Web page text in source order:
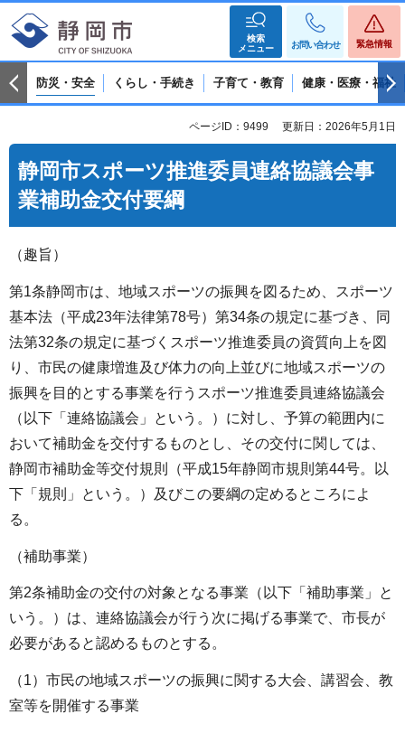
検索
メニュー
お問い合わせ 緊急情報
防災・安全 くらし・手続き 子育て・教育 健康・医療・福祉
ページID：9499 更新日：2026年5月1日
静岡市スポーツ推進委員連絡協議会事
業補助金交付要綱
（趣旨）
第1条静岡市は、地域スポーツの振興を図るため、スポーツ
基本法（平成23年法律第78号）第34条の規定に基づき、同
法第32条の規定に基づくスポーツ推進委員の資質向上を図
り、市民の健康増進及び体力の向上並びに地域スポーツの
振興を目的とする事業を行うスポーツ推進委員連絡協議会
（以下「連絡協議会」という。）に対し、予算の範囲内に
おいて補助金を交付するものとし、その交付に関しては、
静岡市補助金等交付規則（平成15年静岡市規則第44号。以
下「規則」という。）及びこの要綱の定めるところによ
る。
（補助事業）
第2条補助金の交付の対象となる事業（以下「補助事業」と
いう。）は、連絡協議会が行う次に掲げる事業で、市長が
必要があると認めるものとする。
（1）市民の地域スポーツの振興に関する大会、講習会、教
室等を開催する事業